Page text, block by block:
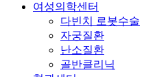
여성의학센터
다빈치 로봇수술
자궁질환
난소질환
골반클리닉